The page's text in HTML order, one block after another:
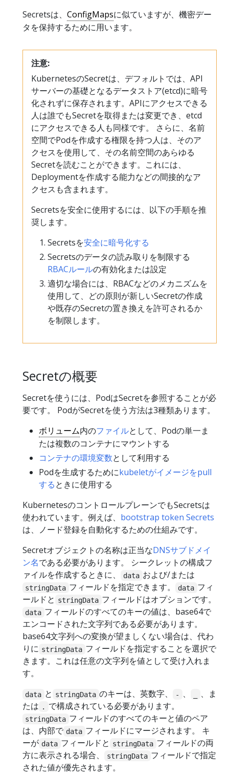
Secretsは、 ConfigMapsに似ていますが、機密デー
タを保持するために用います。
注意:
KubernetesのSecretは、デフォルトでは、API
サーバーの基礎となるデータストア(etcd)に暗号
化されずに保存されます。APIにアクセスできる
人は誰でもSecretを取得または変更でき、etcd
にアクセスできる人も同様です。 さらに、名前
空間でPodを作成する権限を持つ人は、そのア
クセスを使用して、その名前空間のあらゆる
Secretを読むことができます。これには、
Deploymentを作成する能力などの間接的なア
クセスも含まれます。
Secretsを安全に使用するには、以下の手順を推
奨します。
Secretsを安全に暗号化する
Secretsのデータの読み取りを制限する
RBACルールの有効化または設定
適切な場合には、RBACなどのメカニズムを
使用して、どの原則が新しいSecretの作成
や既存のSecretの置き換えを許可されるか
を制限します。
Secretの概要
Secretを使うには、PodはSecretを参照することが必
要です。 PodがSecretを使う方法は3種類あります。
ボリューム内のファイルとして、Podの単一ま
たは複数のコンテナにマウントする
コンテナの環境変数として利用する
Podを生成するためにkubeletがイメージをpull
するときに使用する
KubernetesのコントロールプレーンでもSecretsは
使われています。例えば、 bootstrap token Secrets
は、ノード登録を自動化するための仕組みです。
Secretオブジェクトの名称は正当なDNSサブドメイ
ン名である必要があります。 シークレットの構成フ
ァイルを作成するときに、
data および/または
stringData フィールドを指定できます。 data フィ
ールドと stringData フィールドはオプションです。
data フィールドのすべてのキーの値は、base64で
エンコードされた文字列である必要があります。
base64文字列への変換が望ましくない場合は、代わ
りに stringData フィールドを指定することを選択で
きます。これは任意の文字列を値として受け入れま
す。
data と stringData のキーは、英数字、 - 、
、ま
たは . で構成されている必要があります。
stringData フィールドのすべてのキーと値のペア
は、内部で data フィールドにマージされます。 キ
ーが data フィールドと stringData フィールドの両
方に表示される場合、
stringData フィールドで指定
された値が優先されます。